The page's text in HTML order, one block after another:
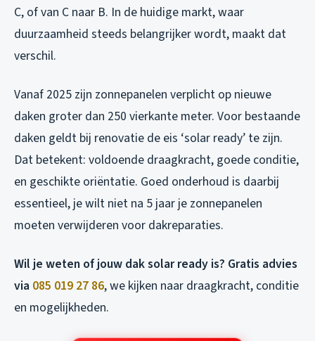
C, of van C naar B. In de huidige markt, waar
duurzaamheid steeds belangrijker wordt, maakt dat
verschil.
Vanaf 2025 zijn zonnepanelen verplicht op nieuwe
daken groter dan 250 vierkante meter. Voor bestaande
daken geldt bij renovatie de eis ‘solar ready’ te zijn.
Dat betekent: voldoende draagkracht, goede conditie,
en geschikte oriëntatie. Goed onderhoud is daarbij
essentieel, je wilt niet na 5 jaar je zonnepanelen
moeten verwijderen voor dakreparaties.
Wil je weten of jouw dak solar ready is? Gratis advies
via 085 019 27 86, we kijken naar draagkracht, conditie
en mogelijkheden.